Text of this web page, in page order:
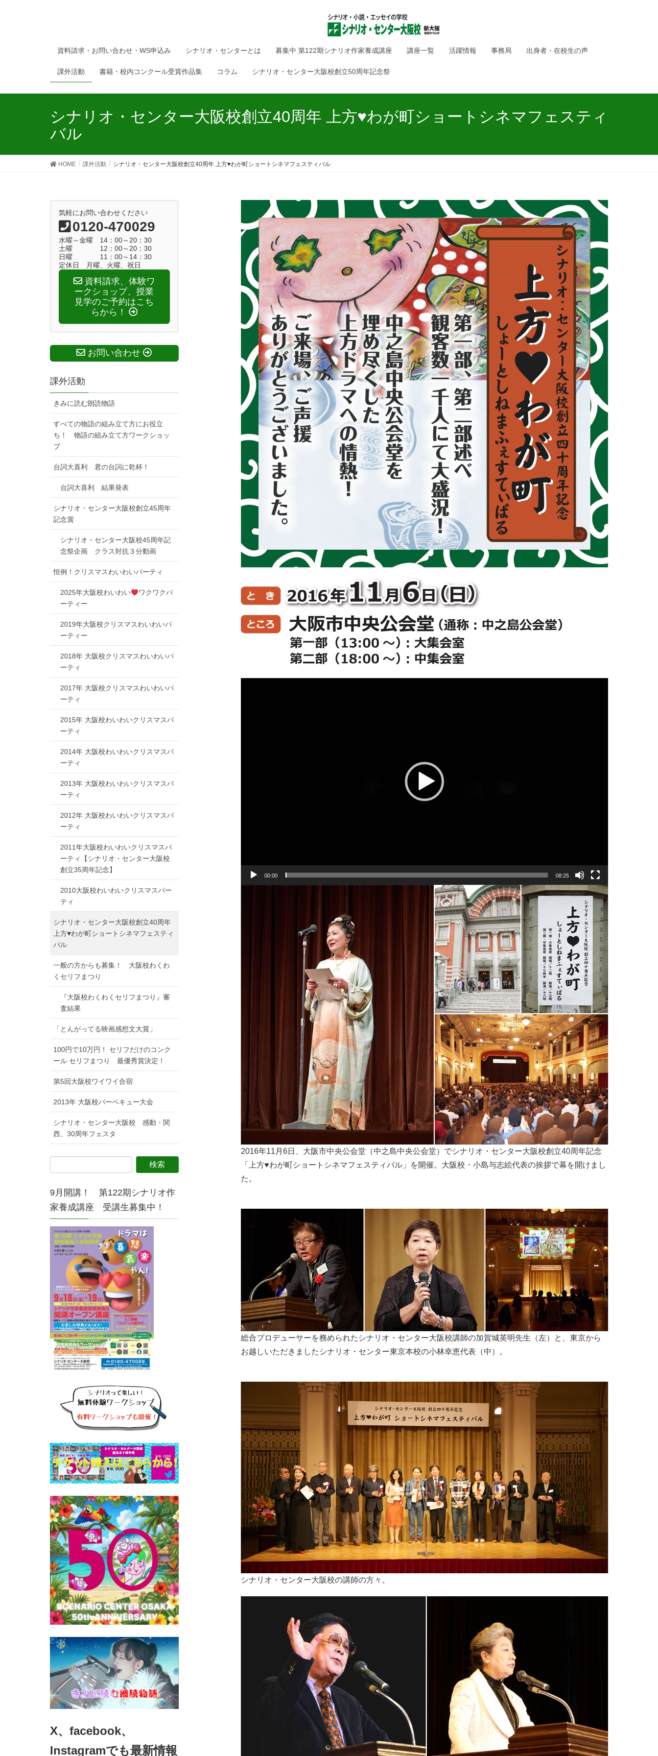
資料請求・お問い合わせ・WS申込み シナリオ・センターとは 募集中 第122期シナリオ作家養成講座 講座一覧 活躍情報 事務局 出身者・在校生の声
課外活動 書籍・校内コンクール受賞作品集 コラム シナリオ・センター大阪校創立50周年記念祭
シナリオ・センター大阪校創立40周年 上方♥わが町ショートシネマフェスティ
バル
HOME 課外活動 シナリオ・センター大阪校創立40周年 上方♥わが町ショートシネマフェスティバル
00:00 08:25
2016年11月6日、大阪市中央公会堂（中之島中央公会堂）でシナリオ・センター大阪校創立40周年記念
「上方♥わが町ショートシネマフェスティバル」を開催。大阪校・小島与志絵代表の挨拶で幕を開けまし
た。
総合プロデューサーを務められたシナリオ・センター大阪校講師の加賀城英明先生（左）と、東京から
お越しいただきましたシナリオ・センター東京本校の小林幸恵代表（中）。
シナリオ・センター大阪校の講師の方々。
気軽にお問い合わせください
0120-470029
水曜～金曜 14：00～20：30
土曜 12：00～20：30
日曜 11：00～14：30
定休日 月曜、火曜、祝日
資料請求、体験ワ
ークショップ、授業
見学のご予約はこち
らから！
お問い合わせ
課外活動
きみに読む朗読物語
すべての物語の組み立て方にお役立
ち！ 物語の組み立て方ワークショッ
プ
台詞大喜利 君の台詞に乾杯！
台詞大喜利 結果発表
シナリオ・センター大阪校創立45周年
記念賞
シナリオ・センター大阪校45周年記
念祭企画 クラス対抗３分動画
恒例！クリスマスわいわいパーティ
2025年大阪校わいわい
ワクワクパ
ーティー
2019年大阪校クリスマスわいわいパ
ーティー
2018年 大阪校クリスマスわいわいパ
ーティ
2017年 大阪校クリスマスわいわいパ
ーティ
2015年 大阪校わいわいクリスマスパ
ーティ
2014年 大阪校わいわいクリスマスパ
ーティ
2013年 大阪校わいわいクリスマスパ
ーティ
2012年 大阪校わいわいクリスマスパ
ーティ
2011年大阪校わいわいクリスマスパ
ーティ【シナリオ・センター大阪校
創立35周年記念】
2010大阪校わいわいクリスマスパー
ティ
シナリオ・センター大阪校創立40周年
上方♥わが町ショートシネマフェスティ
バル
一般の方からも募集！ 大阪校わくわ
くセリフまつり
『大阪校わくわくセリフまつり』審
査結果
「とんがってる映画感想文大賞」
100円で10万円！ セリフだけのコンク
ール セリフまつり 最優秀賞決定！
第5回大阪校ワイワイ合宿
2013年 大阪校バーベキュー大会
シナリオ・センター大阪校 感動・関
西、30周年フェスタ
9月開講！ 第122期シナリオ作
家養成講座 受講生募集中！
X、facebook、
Instagramでも最新情報